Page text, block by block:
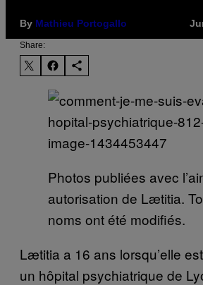
By Mathieu Portogallo
Share:
Photos publiées avec
autorisation de Lætitia.
noms ont été modifiés.
Lætitia a 16 ans lorsqu’elle
un hôpital psychiatrique de